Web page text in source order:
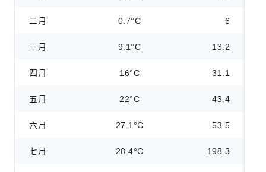
二月 0.7°C 6
三月 9.1°C 13.2
四月 16°C 31.1
五月 22°C 43.4
六月 27.1°C 53.5
七月 28.4°C 198.3